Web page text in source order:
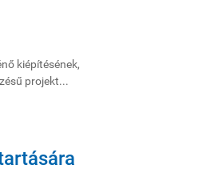
kiépítésének,
projekt...